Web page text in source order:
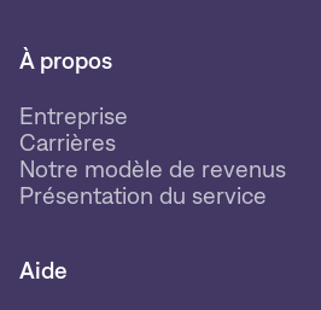
À propos
Entreprise
Carrières
Notre modèle de revenus
Présentation du service
Aide